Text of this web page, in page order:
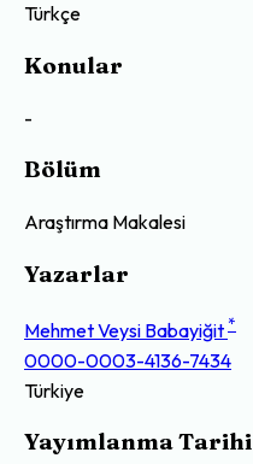
Türkçe
Konular
-
Bölüm
Araştırma Makalesi
Yazarlar
Mehmet Veysi Babayiğit *
0000-0003-4136-7434
Türkiye
Yayımlanma Tarihi